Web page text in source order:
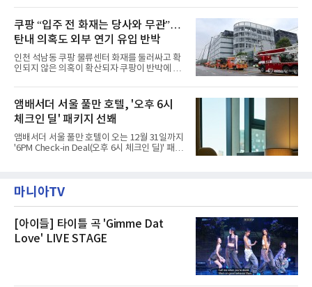
라 극장을 모티브로 한 데코레이션으로 구성됐
다. 무대 공간 및 티켓 박스
필먼트서비스(CFS)가 지난 28일부터 화재 피해
주민을 대상으로 전문 출장 청소서비스 지원에
나섬으로써 본격적인 지역사회 복구 작업이 시
작된 것이다.대피소 주민 중심 청소 접수, 첫날
부터 2가구 지원 완료CFS는 신현초등학교, 신
현북초등학교, 신현여자중학교 등 인천 서해구
관내 임시 대피소 3곳에서 체류해온 화재 피해
민들의 호응 속에 CFS는 즉시 행동에 나섰다. 지
난 28일 오후 전문 청소업체와
쿠팡 “입주 전 화재는 당사와 무관”…
탄내 의혹도 외부 연기 유입 반박
인천 석남동 쿠팡 물류센터 화재를 둘러싸고 확
인되지 않은 의혹이 확산되자 쿠팡이 반박에 나
에 대해서는 외부 화재 연기 유입이라고 설명했
고, 2023년 같은 물류센터에서 발생한 화재에
대해서도 쿠팡 입주 전 공사 과정에서 벌어진 일
이라며 선을 그었다.쿠팡은 21일 인천 물류센터
내부에서 불이 타는 냄새가 났다는 의혹과 관련
해 “사실무근”이라는 입장을 밝혔다.회사 측은
“인근에서 지난 15일 다른 회사에서 발생한 대
것으로 확인됐다”고 설명했다.이어 “정확한 화
재 원인은 추후 조사될
앰배서더 서울 풀만 호텔, '오후 6시
체크인 딜' 패키지 선봬
앰배서더 서울 풀만 호텔이 오는 12월 31일까지
'6PM Check-in Deal(오후 6시 체크인 딜)' 패키
텔 측은 “퇴근 후 또는 주말 도심 속에서 짧지만
온전한 휴식을 원하는 고객들에게 특별한 경험
제큐티브 두 가지 타입으로 구성된다. 디럭스 패
키지는 객실 1박(룸 온리)으로 심플한 호캉스를
즐길 수 있으며, 이그제큐티브 패키지는 객실 1
마니아TV
[아이들] 타이틀 곡 'Gimme Dat
Love' LIVE STAGE